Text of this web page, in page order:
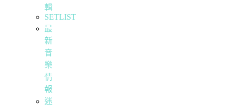
輯
SETLIST
最
新
音
樂
情
報
迷